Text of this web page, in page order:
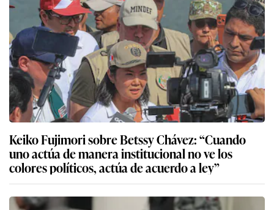
Keiko Fujimori sobre Betssy Chávez: “Cuando
uno actúa de manera institucional no ve los
colores políticos, actúa de acuerdo a ley”